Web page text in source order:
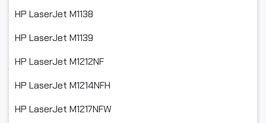
HP LaserJet M1138
HP LaserJet M1139
HP LaserJet M1212NF
HP LaserJet M1214NFH
HP LaserJet M1217NFW
#canon2900 #hopmuc #in #mayinlaser #mayindentrang
#mucin #hopmuclaser #mucnap#mucdo
#CB435A Toner Cartridge